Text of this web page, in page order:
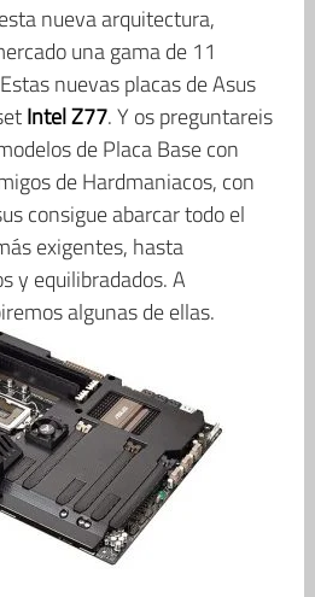
nueva arquitectura,
una gama de 11
nuevas placas de Asus
IntelZ77. Y os preguntareis
de Placa Base con
de Hardmaniacos, con
consigue abarcar todo el
exigentes, hasta
y equilibradados. A
algunas de ellas.